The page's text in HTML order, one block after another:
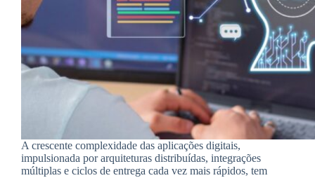
A crescente complexidade das aplicações digitais,
impulsionada por arquiteturas distribuídas, integrações
múltiplas e ciclos de entrega cada vez mais rápidos, tem